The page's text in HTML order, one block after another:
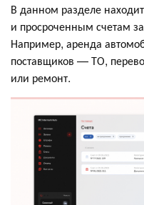
В данном разделе
и просроченным счетам
Например, аренда
поставщиков — ТО,
или ремонт.